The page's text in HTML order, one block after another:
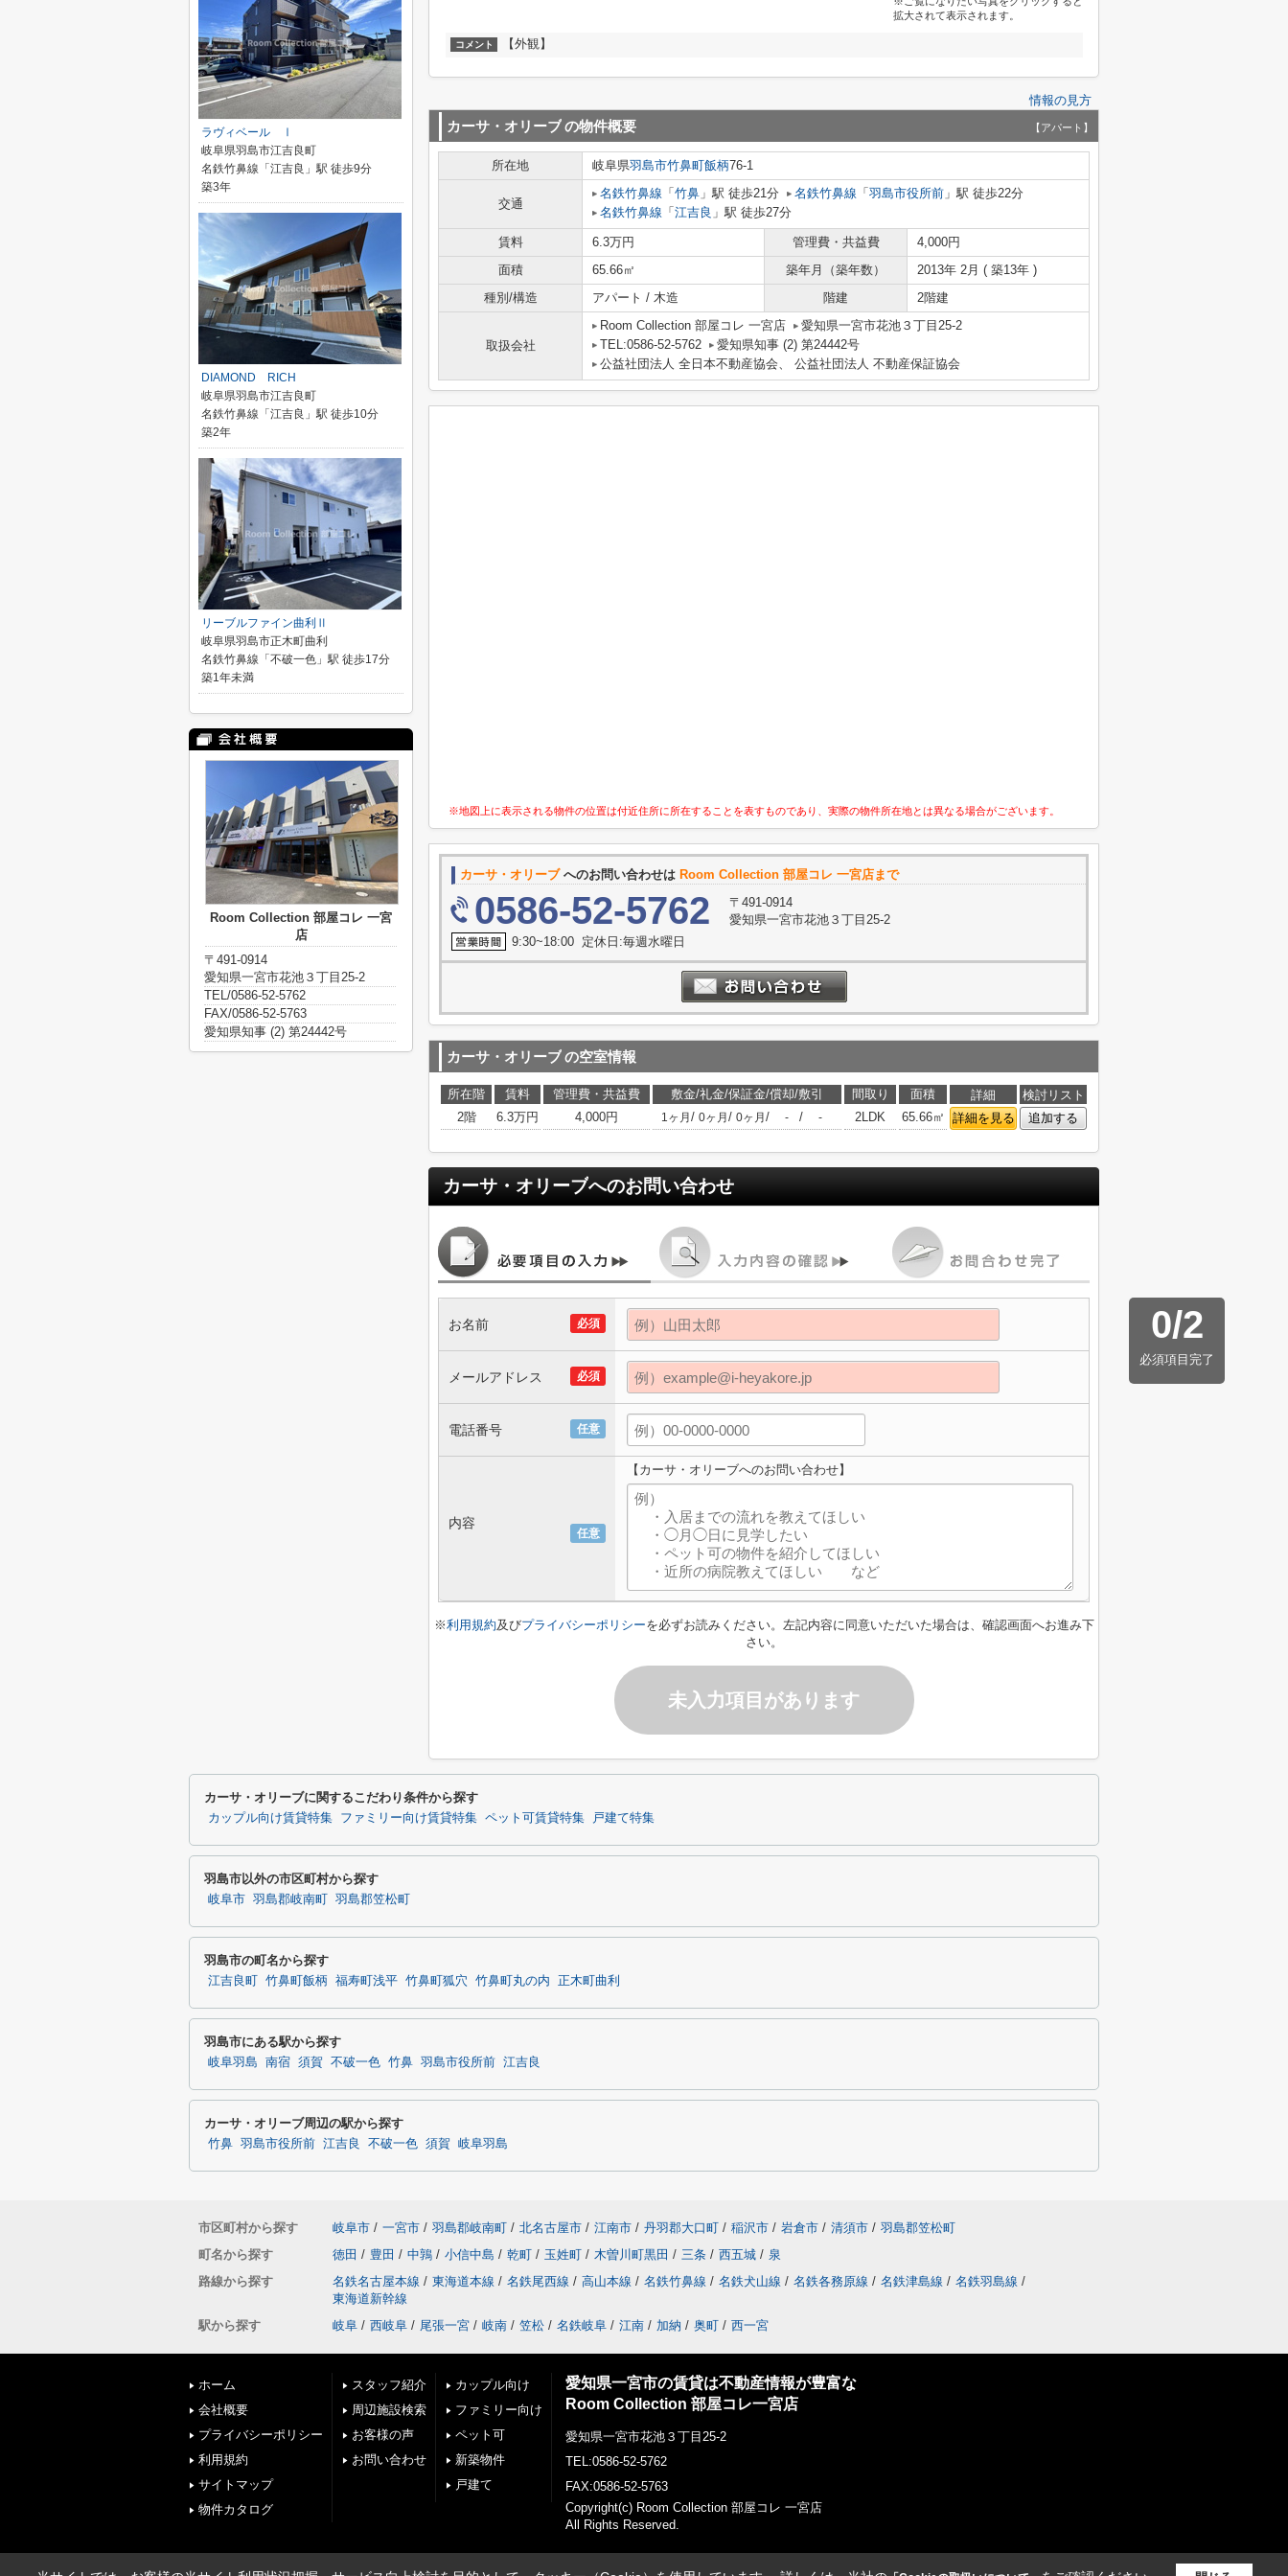
拡大されて表示されます。
コメント 【外観】
情報の見方
カーサ・オリーブの物件概要 【アパート】
所在地 岐阜県羽島市竹鼻町飯柄76‐1
交通
名鉄竹鼻線 「 竹鼻 」駅 徒歩21分 名鉄竹鼻線 「 羽島市役所前 」駅 徒歩22分
名鉄竹鼻線 「 江吉良 」駅 徒歩27分
賃料 6.3万円 管理費・共益費
4,000円
面積
65.66㎡ 築年月（築年数）
2013年 2月 ( 築13年 )
種別/構造
アパート / 木造 階建 2階建
取扱会社
Room Collection 部屋コレ 一宮店
愛知県一宮市花池３丁目25-2
TEL:0586-52-5762
愛知県知事 (2) 第24442号
公益社団法人 全日本不動産協会、 公益社団法人 不動産保証協会
※地図上に表示される物件の位置は付近住所に所在することを表すものであり、実際の物件所在地とは異なる場合がございます。
カーサ・オリーブへのお問い合わせは Room Collection 部屋コレ 一宮店まで
0586-52-5762
〒491-0914
愛知県一宮市花池３丁目25-2
9:30~18:00 定休日:毎週水曜日
カーサ・オリーブの空室情報
所在階 賃料 管理費・共益費 敷金/礼金/保証金/償却/敷引 間取り 面積 詳細
検討リスト
2階
6.3万円 4,000円 1ヶ月 / 0ヶ月 / 0ヶ月 / - / - 2LDK 65.66㎡ 詳細を見る 追加する
カーサ・オリーブへのお問い合わせ
0/2
必須項目完了
必須
お名前
必須
メールアドレス
任意
電話番号
任意
内容
【カーサ・オリーブへのお問い合わせ】
※利用規約及びプライバシーポリシーを必ずお読みください。左記内容に同意いただいた場合は、確認画面へお進み下
さい。
未入力項目があります
ラヴィベール Ⅰ
岐阜県羽島市江吉良町
名鉄竹鼻線「江吉良」駅 徒歩9分
築3年
DIAMOND RICH
岐阜県羽島市江吉良町
名鉄竹鼻線「江吉良」駅 徒歩10分
築2年
リーブルファイン曲利Ⅱ
岐阜県羽島市正木町曲利
名鉄竹鼻線「不破一色」駅 徒歩17分
築1年未満
Room Collection 部屋コレ 一宮
店
〒491-0914
愛知県一宮市花池３丁目25-2
TEL/0586-52-5762
FAX/0586-52-5763
愛知県知事 (2) 第24442号
カーサ・オリーブに関するこだわり条件から探す
カップル向け賃貸特集 ファミリー向け賃貸特集 ペット可賃貸特集 戸建て特集
羽島市以外の市区町村から探す
岐阜市 羽島郡岐南町 羽島郡笠松町
羽島市の町名から探す
江吉良町 竹鼻町飯柄 福寿町浅平 竹鼻町狐穴 竹鼻町丸の内 正木町曲利
羽島市にある駅から探す
岐阜羽島 南宿 須賀 不破一色 竹鼻 羽島市役所前 江吉良
カーサ・オリーブ周辺の駅から探す
竹鼻 羽島市役所前 江吉良 不破一色 須賀 岐阜羽島
市区町村から探す 岐阜市 / 一宮市 / 羽島郡岐南町 / 北名古屋市 / 江南市 / 丹羽郡大口町 / 稲沢市 / 岩倉市 / 清須市 / 羽島郡笠松町
町名から探す
徳田 / 豊田 / 中鶉 / 小信中島 / 乾町 / 玉姓町 / 木曽川町黒田 / 三条 / 西五城 / 泉
路線から探す
名鉄名古屋本線 / 東海道本線 / 名鉄尾西線 / 高山本線 / 名鉄竹鼻線 / 名鉄犬山線 / 名鉄各務原線 / 名鉄津島線 / 名鉄羽島線 /
東海道新幹線
駅から探す
岐阜 / 西岐阜 / 尾張一宮 / 岐南 / 笠松 / 名鉄岐阜 / 江南 / 加納 / 奥町 / 西一宮
ホーム
会社概要
プライバシーポリシー
利用規約
サイトマップ
物件カタログ
スタッフ紹介
周辺施設検索
お客様の声
お問い合わせ
カップル向け
ファミリー向け
ペット可
新築物件
戸建て
愛知県一宮市の賃貸は不動産情報が豊富な
Room Collection 部屋コレ一宮店
愛知県一宮市花池３丁目25-2
TEL:0586-52-5762
FAX:0586-52-5763
Copyright(c) Room Collection 部屋コレ 一宮店
All Rights Reserved.